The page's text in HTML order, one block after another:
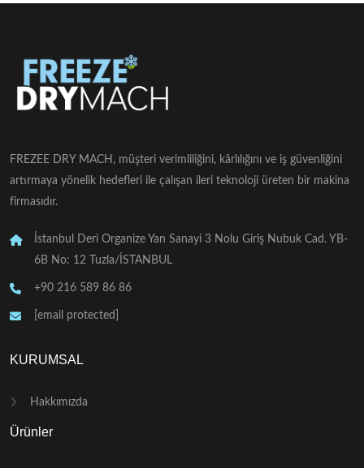
FREZEE DRY MACH, müşteri verimliliğini, kârlılığını ve iş güvenliğini
artırmaya yönelik hedefleri ile çalışan ileri teknoloji üreten bir makina
firmasıdır.
İstanbul Deri Organize Yan Sanayi 3 Nolu Giriş Nubuk Cad. YB-
6B No: 12 Tuzla/İSTANBUL
+90 216 589 86 86
[email protected]
KURUMSAL
Hakkımızda
Ürünler